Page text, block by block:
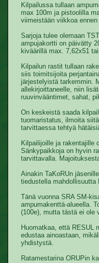
Kilpailussa tullaan
max 100m ja pistoolilla
viimeistään viikkoa ennen
Sarjoja tulee olemaan
ampujakortti on päivätty
kiväärillä max. 7,62x51
Kilpailun rastit tullaan
siis toimitsijoita
järjestelyistä tarkemmin.
allekirjoittaneelle, niin
ruuvinvääntimet, sahat,
On keskeistä saada
tuomaristatus, ilmoita
tarvittaessa tehtyä
Kilpailijoille ja rakentajille
Sänkypaikkoja on hyvin
tarvittavalla.
Ainakin TaKoRUn
tiedustella
Tänä vuonna SRA SM-
ampumakenttä-alueella.
(100e), mutta tästä ei ole
Huomatkaa, että RESUL
edustaa ainoastaan,
yhdistystä.
Ratamestarina ORUPin